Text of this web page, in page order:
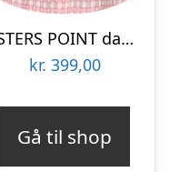
SISTERS POINT dame skjorte ISOLA – Check
kr. 399,00
Gå til shop